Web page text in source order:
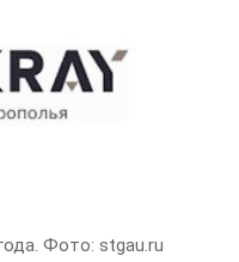
Фото: stgau.ru